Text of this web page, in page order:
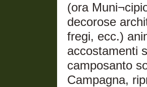
(ora
decorose
fregi, ecc.)
accostamenti
camposanto
Campagna,